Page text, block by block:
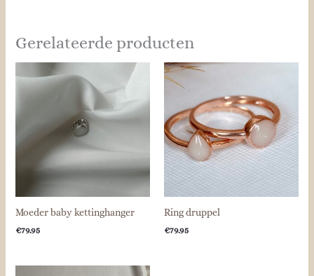
Gerelateerde producten
Moeder baby kettinghanger
€79.95
Ring druppel
€79.95